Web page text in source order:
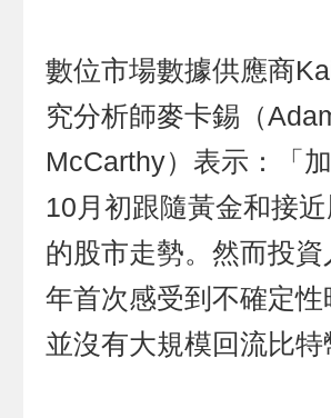
數位市場數據供應商
究分析師麥卡錫（
McCarthy）表示：「
10月初跟隨黃金和接
的股市走勢。然而投資
年首次感受到不確定性
並沒有大規模回流比特